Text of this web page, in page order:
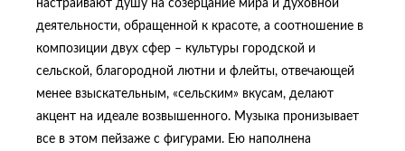
настраивают душу на созерцание мира и духовной
деятельности, обращенной к красоте, а соотношение в
композиции двух сфер – культуры городской и
сельской, благородной лютни и флейты, отвечающей
менее взыскательным, «сельским» вкусам, делают
акцент на идеале возвышенного. Музыка пронизывает
все в этом пейзаже с фигурами. Ею наполнена